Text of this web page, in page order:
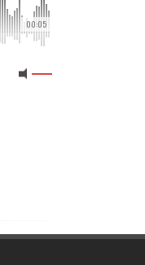
00:05